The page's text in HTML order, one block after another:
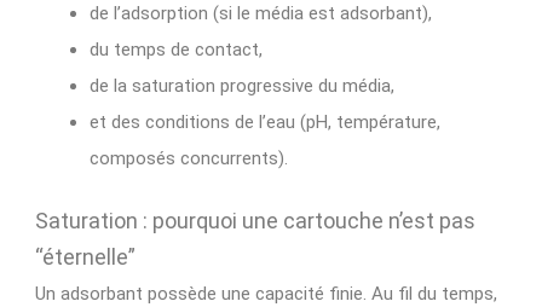
de l’adsorption (si le média est adsorbant),
du temps de contact,
de la saturation progressive du média,
et des conditions de l’eau (pH, température,
composés concurrents).
Saturation : pourquoi une cartouche n’est pas
“éternelle”
Un adsorbant possède une capacité finie. Au fil du temps,